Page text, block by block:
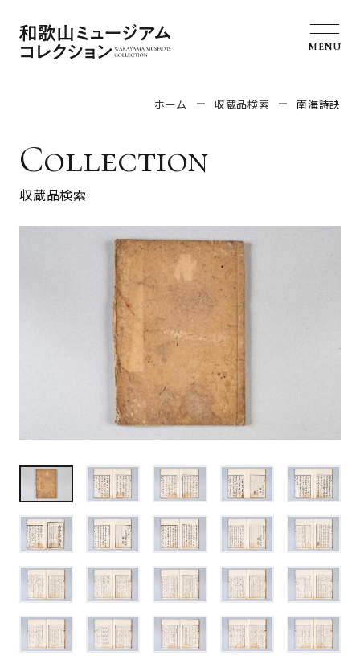
MENU
ホーム 収蔵品検索 南海詩訣
Collection
収蔵品検索